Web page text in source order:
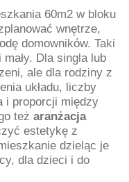
60m2 w bloku
wnętrze,
domowników. Taki
Dla singla lub
ale dla rodziny z
układu, liczby
i proporcji między
też aranżacja
estetykę z
dzieląc je
dla dzieci i do